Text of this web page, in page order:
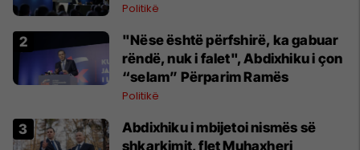
Politikë
"Nëse është përfshirë, ka gabuar
rëndë, nuk i falet", Abdixhiku i çon
“selam” Përparim Ramës
Politikë
Abdixhiku i mbijetoi nismës së
shkarkimit, flet Muhaxheri